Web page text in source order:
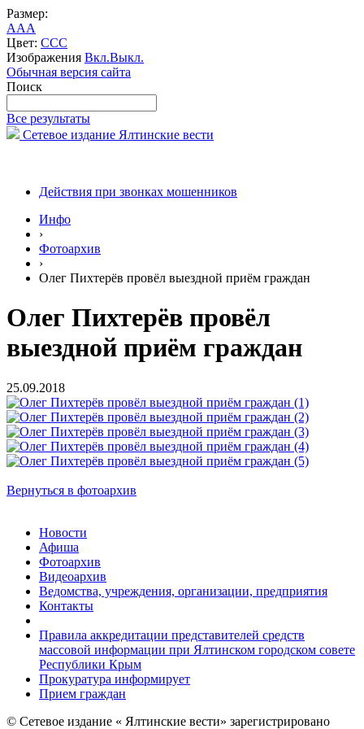
Размер:
AAA
Цвет: CCC
Изображения Вкл.Выкл.
Обычная версия сайта
Поиск
Все результаты
Сетевое издание Ялтинские вести
Действия при звонках мошенников
Инфо
›
Фотоархив
›
Олег Пихтерёв провёл выездной приём граждан
Олег Пихтерёв провёл
выездной приём граждан
25.09.2018
Вернуться в фотоархив
Новости
Афиша
Фотоархив
Видеоархив
Ведомства, учреждения, организации, предприятия
Контакты
Правила аккредитации представителей средств
массовой информации при Ялтинском городском совете
Республики Крым
Прокуратура информирует
Прием граждан
© Сетевое издание « Ялтинские вести» зарегистрировано